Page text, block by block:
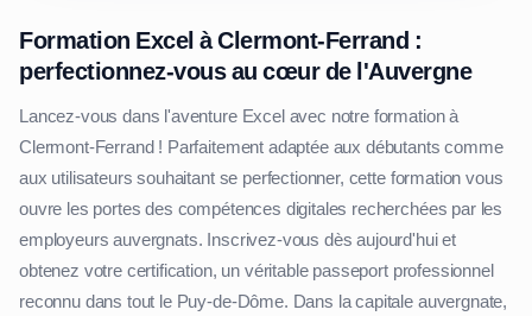
Formation Excel à Clermont-Ferrand :
perfectionnez-vous au cœur de l'Auvergne
Lancez-vous dans l'aventure Excel avec notre formation à
Clermont-Ferrand ! Parfaitement adaptée aux débutants comme
aux utilisateurs souhaitant se perfectionner, cette formation vous
ouvre les portes des compétences digitales recherchées par les
employeurs auvergnats. Inscrivez-vous dès aujourd'hui et
obtenez votre certification, un véritable passeport professionnel
reconnu dans tout le Puy-de-Dôme. Dans la capitale auvergnate,